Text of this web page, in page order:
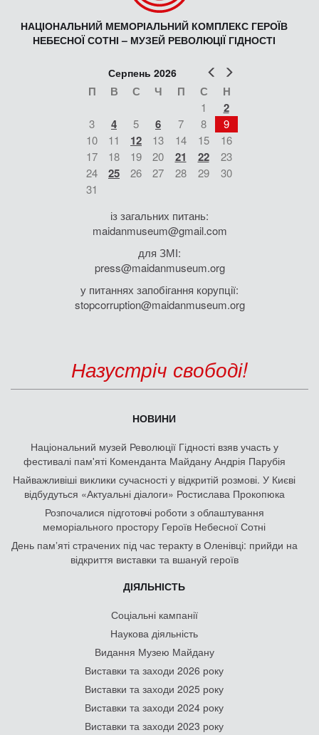
НАЦІОНАЛЬНИЙ МЕМОРІАЛЬНИЙ КОМПЛЕКС ГЕРОЇВ
НЕБЕСНОЇ СОТНІ – МУЗЕЙ РЕВОЛЮЦІЇ ГІДНОСТІ
Попер
Серпень 2026
П В С Ч П С Н
1 2
3 4 5 6 7 8
9
10
11 12 13 14 15
16
17
18 19 20 21 22
23
24
25 26 27 28 29
30
31
із загальних питань:
maidanmuseum@gmail.com
для ЗМІ:
press@maidanmuseum.org
у питаннях запобігання корупції:
stopcorruption@maidanmuseum.org
Назустріч свободі!
НОВИНИ
Національний музей Революції Гідності взяв участь у
фестивалі пам'яті Коменданта Майдану Андрія Парубія
Найважливіші виклики сучасності у відкритій розмові. У Києві
відбудуться «Актуальні діалоги» Ростислава Прокопюка
Розпочалися підготовчі роботи з облаштування
меморіального простору Героїв Небесної Сотні
День памʼяті страчених під час теракту в Оленівці: прийди на
відкриття виставки та вшануй героїв
ДІЯЛЬНІСТЬ
Соціальні кампанії
Наукова діяльність
Видання Музею Майдану
Виставки та заходи 2026 року
Виставки та заходи 2025 року
Виставки та заходи 2024 року
Виставки та заходи 2023 року